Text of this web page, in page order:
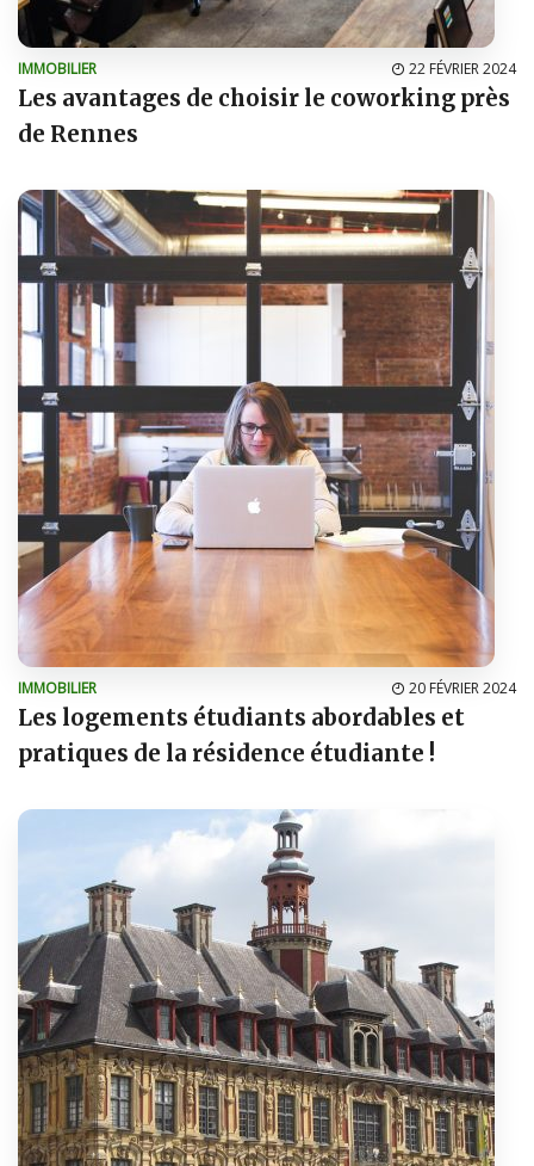
IMMOBILIER 22 FÉVRIER 2024
Les avantages de choisir le coworking près
de Rennes
IMMOBILIER 20 FÉVRIER 2024
Les logements étudiants abordables et
pratiques de la résidence étudiante !